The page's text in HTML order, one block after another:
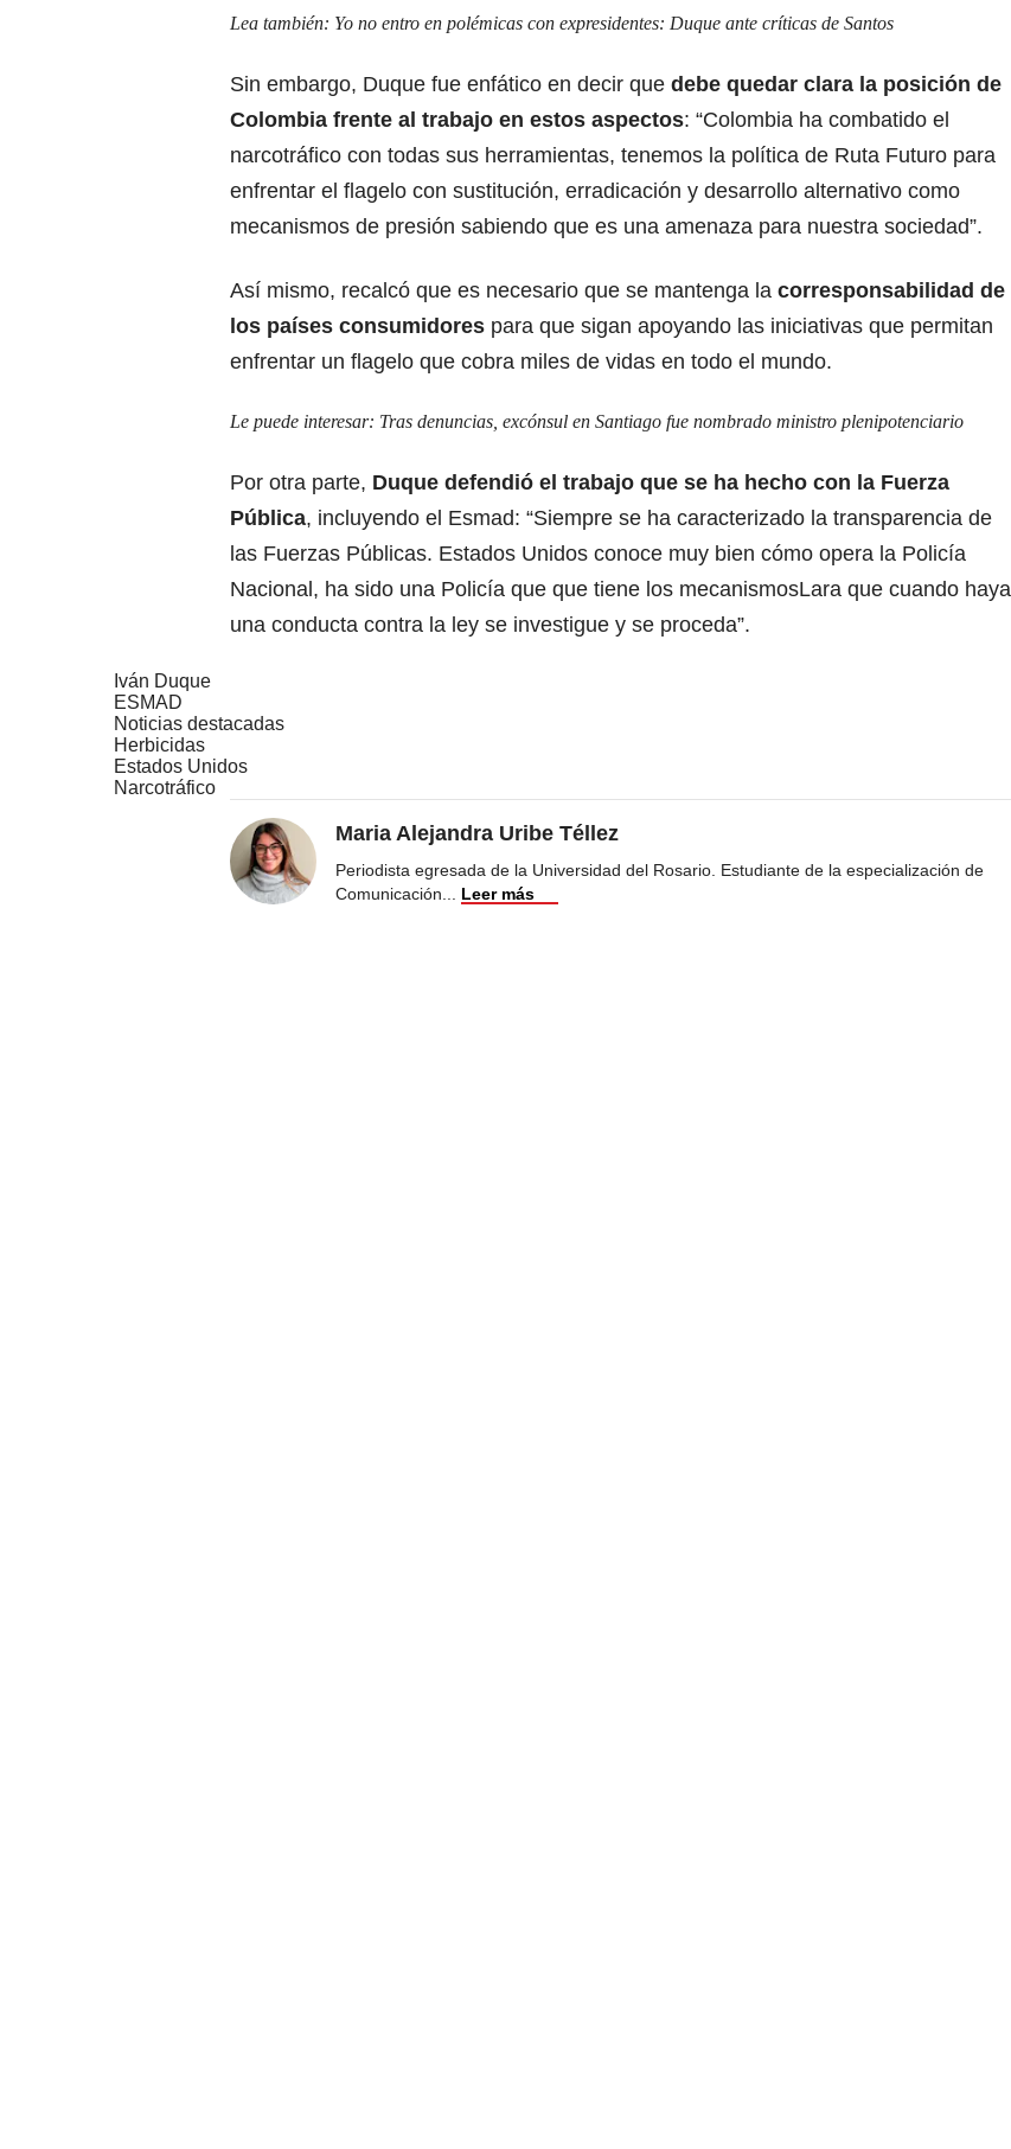
Lea también: Yo no entro en polémicas con expresidentes: Duque ante críticas de Santos
Sin embargo, Duque fue enfático en decir que debe quedar clara la posición de
Colombia frente al trabajo en estos aspectos: “Colombia ha combatido el
narcotráfico con todas sus herramientas, tenemos la política de Ruta Futuro para
enfrentar el flagelo con sustitución, erradicación y desarrollo alternativo como
mecanismos de presión sabiendo que es una amenaza para nuestra sociedad”.
Así mismo, recalcó que es necesario que se mantenga la corresponsabilidad de
los países consumidores para que sigan apoyando las iniciativas que permitan
enfrentar un flagelo que cobra miles de vidas en todo el mundo.
Le puede interesar: Tras denuncias, excónsul en Santiago fue nombrado ministro plenipotenciario
Por otra parte, Duque defendió el trabajo que se ha hecho con la Fuerza
Pública, incluyendo el Esmad: “Siempre se ha caracterizado la transparencia de
las Fuerzas Públicas. Estados Unidos conoce muy bien cómo opera la Policía
Nacional, ha sido una Policía que que tiene los mecanismosLara que cuando haya
una conducta contra la ley se investigue y se proceda”.
Iván Duque
ESMAD
Noticias destacadas
Herbicidas
Estados Unidos
Narcotráfico
Maria Alejandra Uribe Téllez
Periodista egresada de la Universidad del Rosario. Estudiante de la especialización de
Comunicación
Leer más